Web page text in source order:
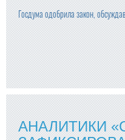
Госдума одобрила закон,
АНАЛИТИКИ